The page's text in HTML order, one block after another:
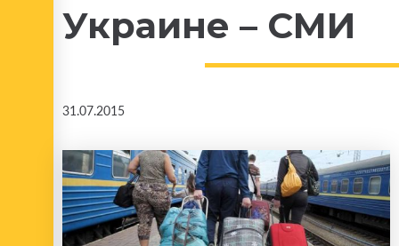
Украине – СМИ
31.07.2015